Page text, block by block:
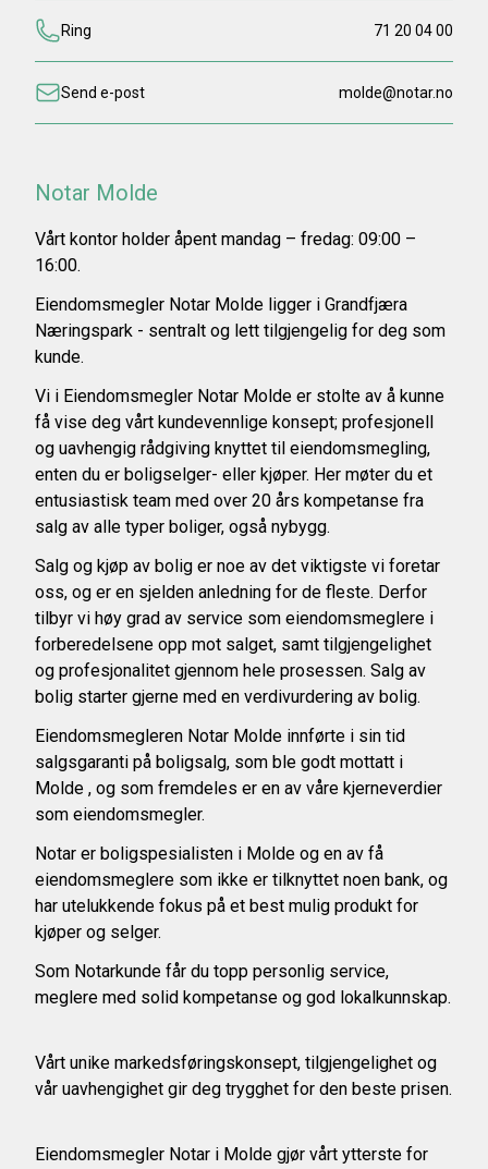
Ring 71 20 04 00
Send e-post molde@notar.no
Notar Molde
Vårt kontor holder åpent mandag – fredag: 09:00 –
16:00.
Eiendomsmegler Notar Molde ligger i Grandfjæra
Næringspark - sentralt og lett tilgjengelig for deg som
kunde.
Vi i Eiendomsmegler Notar Molde er stolte av å kunne
få vise deg vårt kundevennlige konsept; profesjonell
og uavhengig rådgiving knyttet til eiendomsmegling,
enten du er boligselger- eller kjøper. Her møter du et
entusiastisk team med over 20 års kompetanse fra
salg av alle typer boliger, også nybygg.
Salg og kjøp av bolig er noe av det viktigste vi foretar
oss, og er en sjelden anledning for de fleste. Derfor
tilbyr vi høy grad av service som eiendomsmeglere i
forberedelsene opp mot salget, samt tilgjengelighet
og profesjonalitet gjennom hele prosessen. Salg av
bolig starter gjerne med en verdivurdering av bolig.
Eiendomsmegleren Notar Molde innførte i sin tid
salgsgaranti på boligsalg, som ble godt mottatt i
Molde , og som fremdeles er en av våre kjerneverdier
som eiendomsmegler.
Notar er boligspesialisten i Molde og en av få
eiendomsmeglere som ikke er tilknyttet noen bank, og
har utelukkende fokus på et best mulig produkt for
kjøper og selger.
Som Notarkunde får du topp personlig service,
meglere med solid kompetanse og god lokalkunnskap.
Vårt unike markedsføringskonsept, tilgjengelighet og
vår uavhengighet gir deg trygghet for den beste prisen.
Eiendomsmegler Notar i Molde gjør vårt ytterste for